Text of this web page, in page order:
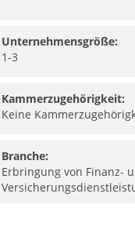
Unternehmensgröße:
1-3
Kammerzugehörigkeit:
Keine
Branche:
Erbringung von Finanz-